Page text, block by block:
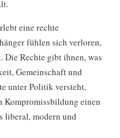
eine rechte
fühlen sich verloren,
Die Rechte gibt ihnen, was
Gemeinschaft und
unter Politik versteht,
Kompromissbildung einen
liberal, modern und